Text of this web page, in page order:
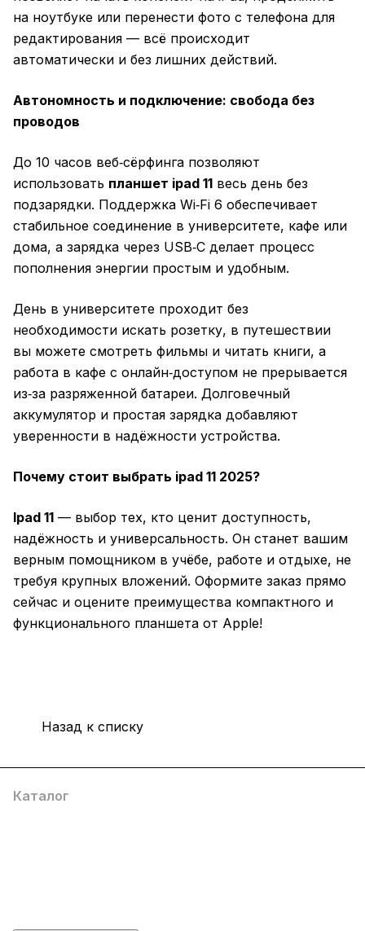
на ноутбуке или перенести фото с телефона для
редактирования — всё происходит
автоматически и без лишних действий.
Автономность и подключение: свобода без
проводов
До 10 часов веб‑сёрфинга позволяют
использовать планшет ipad 11 весь день без
подзарядки. Поддержка Wi‑Fi 6 обеспечивает
стабильное соединение в университете, кафе или
дома, а зарядка через USB‑C делает процесс
пополнения энергии простым и удобным.
День в университете проходит без
необходимости искать розетку, в путешествии
вы можете смотреть фильмы и читать книги, а
работа в кафе с онлайн‑доступом не прерывается
из‑за разряженной батареи. Долговечный
аккумулятор и простая зарядка добавляют
уверенности в надёжности устройства.
Почему стоит выбрать ipad 11 2025?
Ipad 11 — выбор тех, кто ценит доступность,
надёжность и универсальность. Он станет вашим
верным помощником в учёбе, работе и отдыхе, не
требуя крупных вложений. Оформите заказ прямо
сейчас и оцените преимущества компактного и
функционального планшета от Apple!
Назад к списку
Каталог